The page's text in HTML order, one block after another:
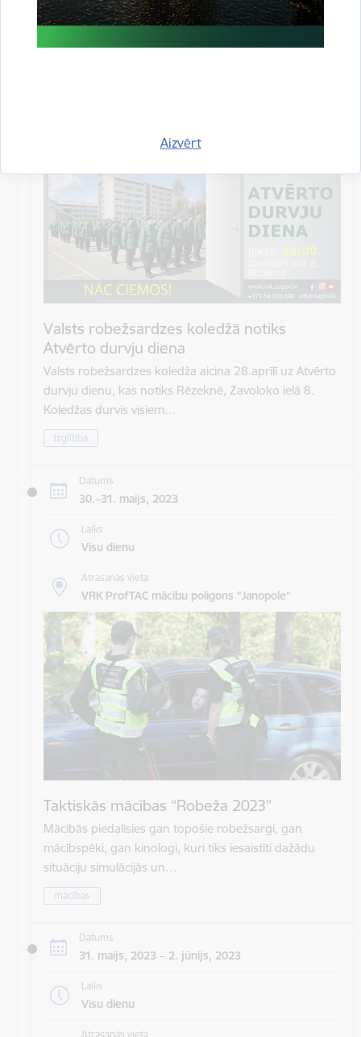
Aizvērt
12.00–15.00
Valsts robežsardzes koledžā notiks
Atvērto durvju diena
Valsts robežsardzes koledža aicina 28.aprīlī uz Atvērto
durvju dienu, kas notiks Rēzeknē, Zavoloko ielā 8.
Koledžas durvis visiem…
Izglītība
Datums
30.–31. maijs, 2023
Laiks
Visu dienu
Atrašanās vieta
VRK ProfTAC mācību poligons "Janopole"
Taktiskās mācības “Robeža 2023”
Mācībās piedalīsies gan topošie robežsargi, gan
mācībspēki, gan kinologi, kuri tiks iesaistīti dažādu
situāciju simulācijās un…
mācības
Datums
31. maijs, 2023 – 2. jūnijs, 2023
Laiks
Visu dienu
Atrašanās vieta